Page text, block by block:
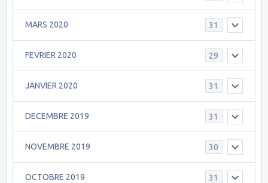
MARS 2020 31
FEVRIER 2020 29
JANVIER 2020 31
DECEMBRE 2019 31
NOVEMBRE 2019 30
OCTOBRE 2019 31